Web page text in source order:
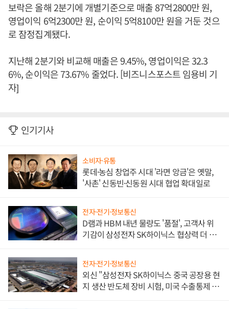
보락은 올해 2분기에 개별기준으로 매출 87억2800만 원,
영업이익 6억2300만 원, 순이익 5억8100만 원을 거둔 것으
로 잠정집계됐다.
지난해 2분기와 비교해 매출은 9.45%, 영업이익은 32.3
6%, 순이익은 73.67% 줄었다. [비즈니스포스트 임용비 기
자]
인기기사
소비자·유통
롯데·농심 창업주 시대 '라면 앙금'은 옛말,
'사촌' 신동빈·신동원 시대 협업 확대일로
전자·전기·정보통신
D램과 HBM 내년 물량도 '품절', 고객사 위
기감이 삼성전자 SK하이닉스 협상력 더 키
전자·전기·정보통신
외신 "삼성전자 SK하이닉스 중국 공장용 현
지 생산 반도체 장비 시험, 미국 수출통제 대